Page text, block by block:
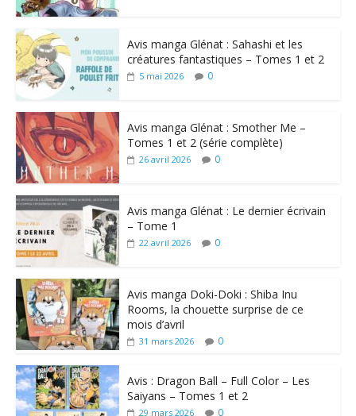
Avis manga Glénat : Sahashi et les
créatures fantastiques – Tomes 1 et 2
5 mai 2026 0
Avis manga Glénat : Smother Me –
Tomes 1 et 2 (série complète)
26 avril 2026 0
Avis manga Glénat : Le dernier écrivain
– Tome 1
22 avril 2026 0
Avis manga Doki-Doki : Shiba Inu
Rooms, la chouette surprise de ce
mois d’avril
31 mars 2026 0
Avis : Dragon Ball – Full Color – Les
Saiyans – Tomes 1 et 2
29 mars 2026 0